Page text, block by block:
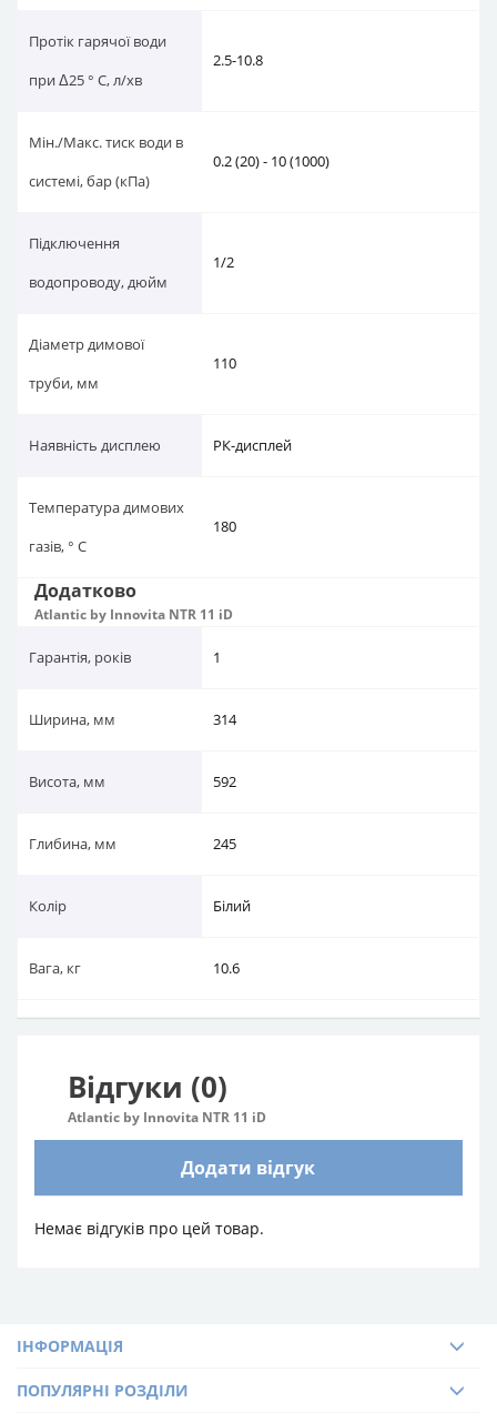
Протік гарячої води
при Δ25 ° C, л/хв
2.5-10.8
Мін./Макс. тиск води в
системі, бар (кПа)
0.2 (20) - 10 (1000)
Підключення
водопроводу, дюйм
1/2
Діаметр димової
труби, мм
110
Наявність дисплею РК-дисплей
Температура димових
газів, ° C
180
Додатково
Atlantic by Innovita NTR 11 iD
Гарантія, років 1
Ширина, мм 314
Висота, мм 592
Глибина, мм 245
Колір Білий
Вага, кг 10.6
Відгуки (0)
Atlantic by Innovita NTR 11 iD
Додати відгук
Немає відгуків про цей товар.
ІНФОРМАЦІЯ
ПОПУЛЯРНІ РОЗДІЛИ